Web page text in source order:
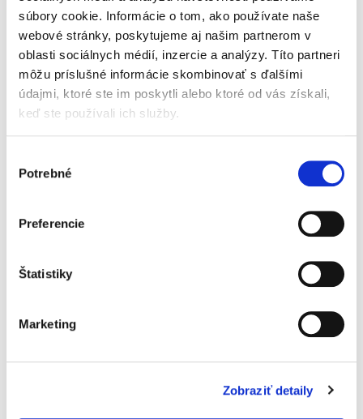
súbory cookie. Informácie o tom, ako používate naše
webové stránky, poskytujeme aj našim partnerom v
oblasti sociálnych médií, inzercie a analýzy. Títo partneri
môžu príslušné informácie skombinovať s ďalšími
údajmi, ktoré ste im poskytli alebo ktoré od vás získali,
keď ste používali ich služby.
súhlasu
Potrebné
Preferencie
Štatistiky
Marketing
Zobraziť detaily
hĺbkou...
Oddlženie fyzickej
osoby
Jakub Dzimko
novelizácii v roku 2017 predstavuje prvé
ucelené spracovanie tejto problematiky v